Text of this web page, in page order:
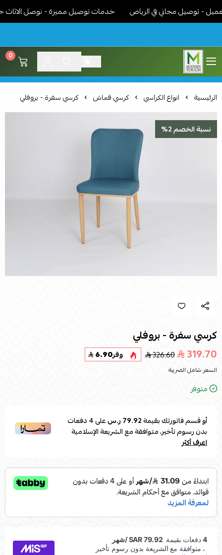
- توصيل مجاني في الرياض خدمات توصيل مميزة - نوصل الاثاث
اثاث مودرن لمسة عصرية
0
الرئيسية انواع الكراسي كرسي قماش كرسي سفرة - بروفلي
نسبة الخصم 2%
كرسي سفرة - بروفلي
319.70
326.60 وفر6.90
السعر شامل الضريبة
متوفر
أو قسم فاتورتك بقيمة79.92 ر.س على4دفعات
بدون رسوم تأخير، متوافقة مع الشريعة الإسلامية
اعرف أكثر